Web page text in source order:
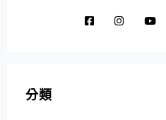
分類